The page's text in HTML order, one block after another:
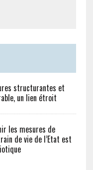
structurantes et
un lien étroit
les mesures de
de vie de l’Etat est